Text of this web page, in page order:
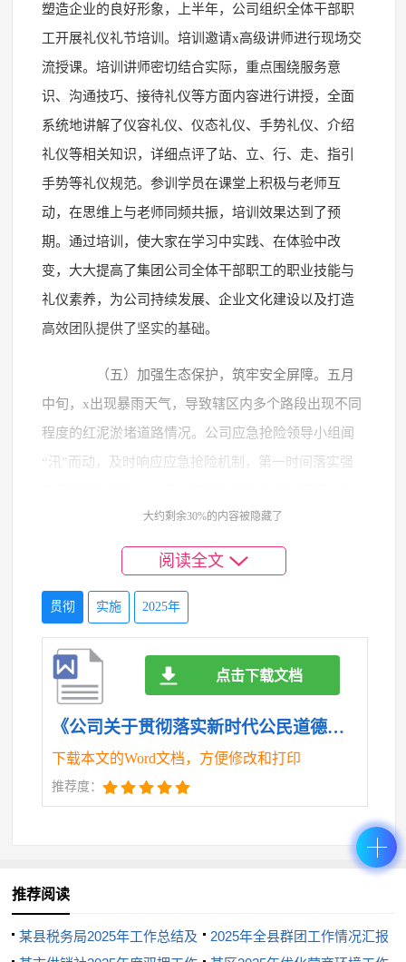
塑造企业的良好形象，上半年，公司组织全体干部职
工开展礼仪礼节培训。培训邀请x高级讲师进行现场交
流授课。培训讲师密切结合实际，重点围绕服务意
识、沟通技巧、接待礼仪等方面内容进行讲授，全面
系统地讲解了仪容礼仪、仪态礼仪、手势礼仪、介绍
礼仪等相关知识，详细点评了站、立、行、走、指引
手势等礼仪规范。参训学员在课堂上积极与老师互
动，在思维上与老师同频共振，培训效果达到了预
期。通过培训，使大家在学习中实践、在体验中改
变，大大提高了集团公司全体干部职工的职业技能与
礼仪素养，为公司持续发展、企业文化建设以及打造
高效团队提供了坚实的基础。
（五）加强生态保护，筑牢安全屏障。五月
中旬，x出现暴雨天气，导致辖区内多个路段出现不同
程度的红泥淤堵道路情况。公司应急抢险领导小组闻
“汛”而动，及时响应应急抢险机制，第一时间落实强
学做好应急物资储备、24小时值班值守和应急抢险队
伍前置，有力有序开展抢险清淤工作，把保障人民群
众生命安全放在第一位。抢险工作先后组织应急工作
人员500余名，抢险车辆40辆，及时清理了道路及排水
口积存的红泥，及时恢复小城正常的交通秩序。
（六）维护网络安全，加强日常管理。一是
及时调整领导班子成员分工，明确分管领导，全面做
好网络安全管理日常协调、督促工作，由公司办公室
二是加强日常管控，提升处置能力。常态化防范化解
隐患排查工作，提高苗头性倾向性问题的发现力、研
判力、处置力。按照维稳应急有关要求，对重大事件
大约剩余30%的内容被隐藏了
阅读全文
贯彻 实施 2025年
《公司关于贯彻落实新时代公民道德建设实施纲要2025年上半年工作总结.doc》
下载本文的Word文档，方便修改和打印
推荐度：
点击下载文档
推荐阅读
某县税务局2025年工作总结及
2025年全县群团工作情况汇报